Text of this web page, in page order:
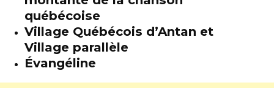
québécoise
Village Québécois d’Antan et
Village parallèle
Évangéline